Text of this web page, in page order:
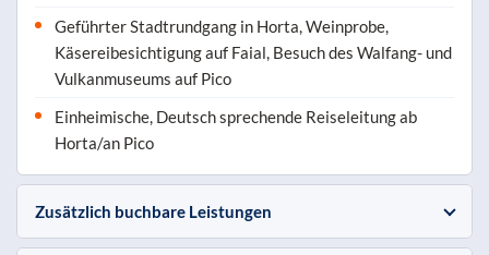
Geführter Stadtrundgang in Horta, Weinprobe,
Käsereibesichtigung auf Faial, Besuch des Walfang- und
Vulkanmuseums auf Pico
Einheimische, Deutsch sprechende Reiseleitung ab
Horta/an Pico
Zusätzlich buchbare Leistungen